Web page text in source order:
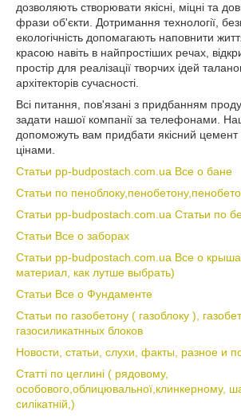
дозволяють створювати якісні, міцні та
фрази об'єкти. Дотримання технології,
екологічність допомагають наповнити
красою навіть в найпростіших речах,
простір для реалізації творчих ідей
архітекторів сучасності.
Всі питання, пов'язані з придбанням
задати нашої компанії за телефонами.
допоможуть вам придбати якісний цемент
цінами.
Статьи pp-budpostach.com.ua Все о бане
Статьи по
Статьи pp-budpostach.com.ua Статьи по
Статьи Все о заборах
Статьи pp-budpostach.com.ua Все о
материал, как лутше выбрать)
Статьи Все о Фундаменте
Статьи по газобетону ( газоблоку ),
газосиликатнных блоков
Новости, статьи, слухи, факты, разное и
Статті по цеглині ( рядовому,
особового,облицювальної,клинкерному,
силікатній,)